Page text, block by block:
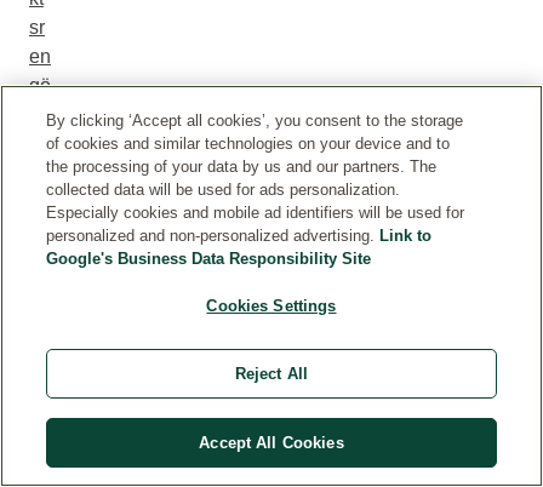
sr
en
gö
rin
ga
un
de
oc
an
By clicking ‘Accept all cookies’, you consent to the storage
of cookies and similar technologies on your device and to
the processing of your data by us and our partners. The
collected data will be used for ads personalization.
Especially cookies and mobile ad identifiers will be used for
personalized and non-personalized advertising. Link to
Google's Business Data Responsibility Site
Cookies Settings
Reject All
Accept All Cookies